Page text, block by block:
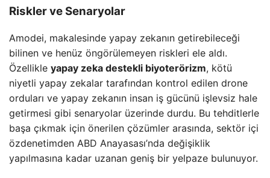
Riskler ve Senaryolar
Amodei, makalesinde yapay zekanın getirebileceği
bilinen ve henüz öngörülemeyen riskleri ele aldı.
Özellikle yapay zeka destekli biyoterörizm, kötü
niyetli yapay zekalar tarafından kontrol edilen drone
orduları ve yapay zekanın insan iş gücünü işlevsiz hale
getirmesi gibi senaryolar üzerinde durdu. Bu tehditlerle
başa çıkmak için önerilen çözümler arasında, sektör içi
özdenetimden ABD Anayasası’nda değişiklik
yapılmasına kadar uzanan geniş bir yelpaze bulunuyor.